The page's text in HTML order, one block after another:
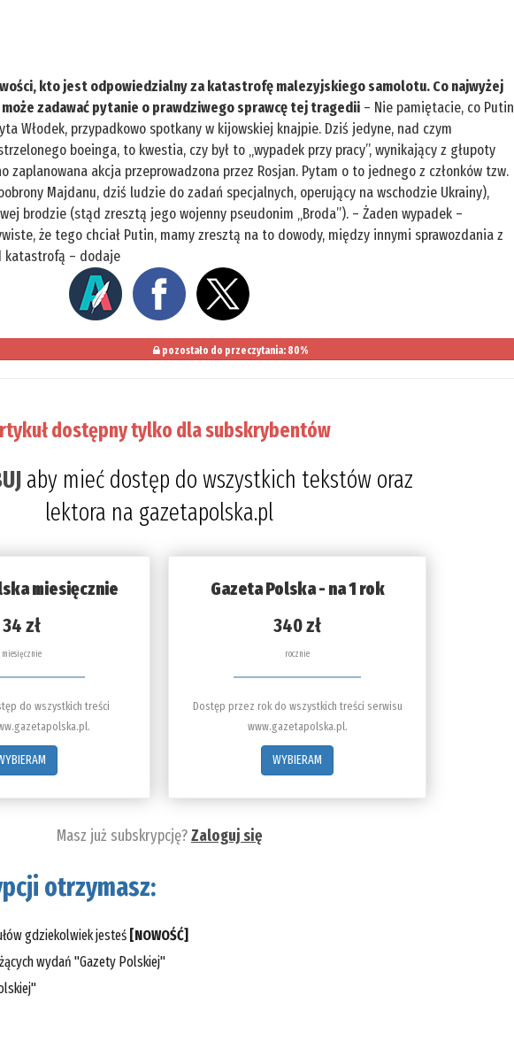
kto jest odpowiedzialny za katastrofę malezyjskiego samolotu. Co najwyżej
zadawać pytanie o prawdziwego sprawcę tej tragedii – Nie pamiętacie, co Putin
Włodek, przypadkowo spotkany w kijowskiej knajpie. Dziś jedyne, nad czym
boeinga, to kwestia, czy był to „wypadek przy pracy”, wynikający z głupoty
zaplanowana akcja przeprowadzona przez Rosjan. Pytam o to jednego z członków tzw.
Majdanu, dziś ludzie do zadań specjalnych, operujący na wschodzie Ukrainy),
brodzie (stąd zresztą jego wojenny pseudonim „Broda”). – Żaden wypadek –
że tego chciał Putin, mamy zresztą na to dowody, między innymi sprawozdania z
katastrofą – dodaje
pozostało do przeczytania: 80%
dostępny tylko dla subskrybentów
aby mieć dostęp do wszystkich tekstów oraz
lektora na gazetapolska.pl
miesięcznie
34 zł
miesięcznie
do wszystkich treści
Gazeta Polska - na 1 rok
340 zł
rocznie
Dostęp przez rok do wszystkich treści serwisu
www.gazetapolska.pl.
WYBIERAM
Masz już subskrypcję?Zaloguj się
otrzymasz:
gdziekolwiek jesteś [NOWOŚĆ]
wydań "Gazety Polskiej"